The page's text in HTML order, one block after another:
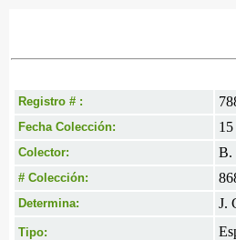
Registro # :
Fecha Colección:
Colector: B.
# Colección:
Determina: J.
Tipo: